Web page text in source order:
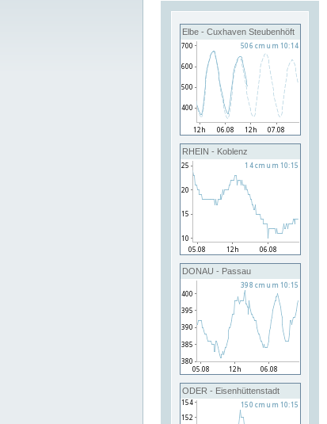
Elbe - Cuxhaven Steubenhöft
RHEIN - Koblenz
DONAU - Passau
ODER - Eisenhüttenstadt